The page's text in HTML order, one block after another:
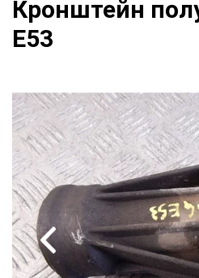
Кронштейн
E53